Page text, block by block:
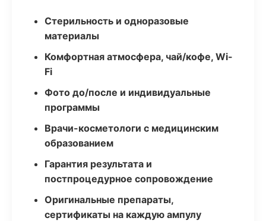
Стерильность и одноразовые
материалы
Комфортная атмосфера, чай/кофе, Wi-
Fi
Фото до/после и индивидуальные
программы
Врачи-косметологи с медицинским
образованием
Гарантия результата и
постпроцедурное сопровождение
Оригинальные препараты,
сертификаты на каждую ампулу